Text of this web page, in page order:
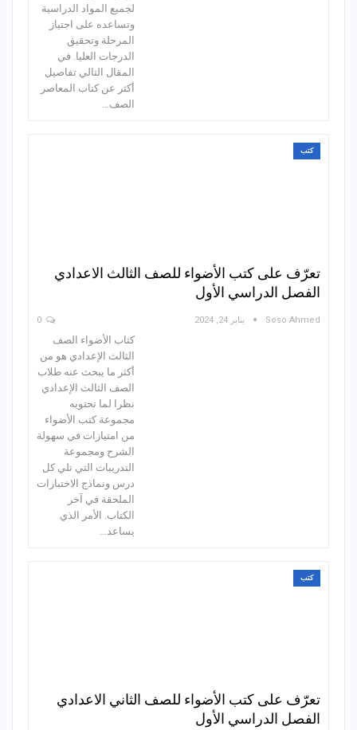
لجميع المواد الدراسية
وتساعده على اجتياز
المرحلة وتحقيق
الدرجات العليا. في
المقال التالي تفاصيل
أكثر عن كتاب المعاصر
الصف…
كتب
تعرّف على كتب الأضواء للصف الثالث الاعدادي
الفصل الدراسي الأول
Soso Ahmed يناير 24, 2024
كتاب الأضواء الصف
الثالث الإعدادي هو من
أكثر ما يبحث عنه طلاب
الصف الثالث الإعدادي
نظرا لما تحتويه
مجموعة كتب الأضواء
من امتيازات في سهولة
الشرح ومجموعة
التدريبات التي تلي كل
درس ونماذج الاختبارات
الملحقة في آخر
الكتاب. الأمر الذي
يساعد…
كتب
تعرّف على كتب الأضواء للصف الثاني الاعدادي
الفصل الدراسي الأول